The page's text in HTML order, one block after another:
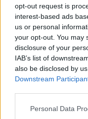
opt-out request is
interest-based ads
us or personal
your opt-out. You may
disclosure of your
IAB’s list of
also be disclosed by
Downstream
Personal Data